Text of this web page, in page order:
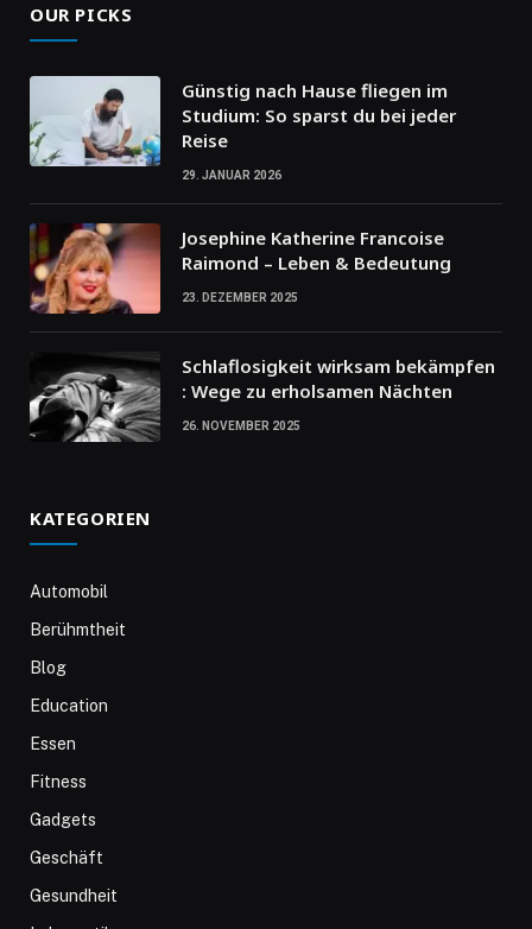
OUR PICKS
Günstig nach Hause fliegen im
Studium: So sparst du bei jeder
Reise
29. JANUAR 2026
Josephine Katherine Francoise
Raimond – Leben & Bedeutung
23. DEZEMBER 2025
Schlaflosigkeit wirksam bekämpfen
: Wege zu erholsamen Nächten
26. NOVEMBER 2025
KATEGORIEN
Automobil
Berühmtheit
Blog
Education
Essen
Fitness
Gadgets
Geschäft
Gesundheit